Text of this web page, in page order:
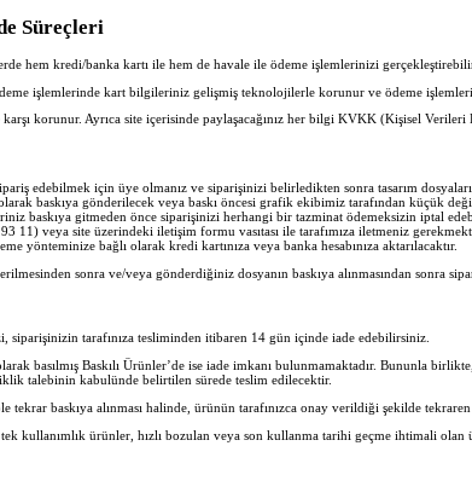
Süreçleri
hem kredi/banka kartı ile hem de havale ile ödeme işlemlerinizi
işlemlerinde kart bilgileriniz gelişmiş teknolojilerle korunur ve ödeme
karşı korunur. Ayrıca site içerisinde paylaşacağınız her bilgi KVKK (Kişisel
edebilmek için üye olmanız ve siparişinizi belirledikten sonra tasarım
baskıya gönderilecek veya baskı öncesi grafik ekibimiz tarafından küçük
baskıya gitmeden önce siparişinizi herhangi bir tazminat ödemeksizin iptal
11) veya site üzerindeki iletişim formu vasıtası ile tarafımıza iletmeniz
yönteminize bağlı olarak kredi kartınıza veya banka hesabınıza aktarılacaktır.
sonra ve/veya gönderdiğiniz dosyanın baskıya alınmasından sonra
siparişinizin tarafınıza tesliminden itibaren 14 gün içinde iade edebilirsiniz.
basılmış Baskılı Ürünler’de ise iade imkanı bulunmamaktadır. Bununla
talebinin kabulünde belirtilen sürede teslim edilecektir.
baskıya alınması halinde, ürünün tarafınızca onay verildiği şekilde
kullanımlık ürünler, hızlı bozulan veya son kullanma tarihi geçme ihtimali olan